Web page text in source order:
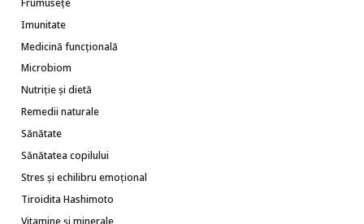
Imunitate
Medicină funcțională
Microbiom
Nutriție și dietă
Remedii naturale
Sănătate
Sănătatea copilului
Stres și echilibru emoțional
Tiroidita Hashimoto
Vitamine și minerale